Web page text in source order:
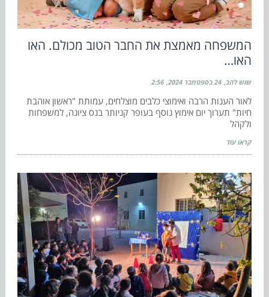
המשפחה מאמצת את החבר הטוב מכולם. האו
האו…
שוש להב 24 בספטמבר 2024 2:56
לאור הענות הרבה ואימוצי כלבים מוצלחים, עמותת "ראשון אוהבת
חיות" תערוך יום אימוץ נוסף בעופר קניותר בנס ציונה, למשפחות
ולקהל
קראו עוד